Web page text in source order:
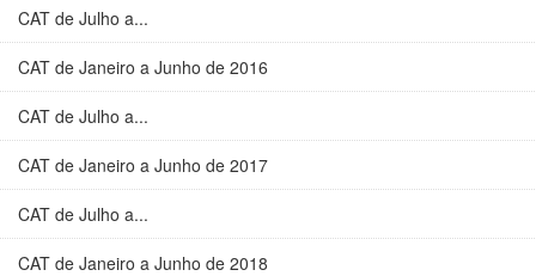
CAT de Julho a...
CAT de Janeiro a Junho de 2016
CAT de Julho a...
CAT de Janeiro a Junho de 2017
CAT de Julho a...
CAT de Janeiro a Junho de 2018